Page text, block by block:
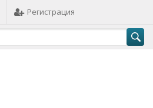
Регистрация